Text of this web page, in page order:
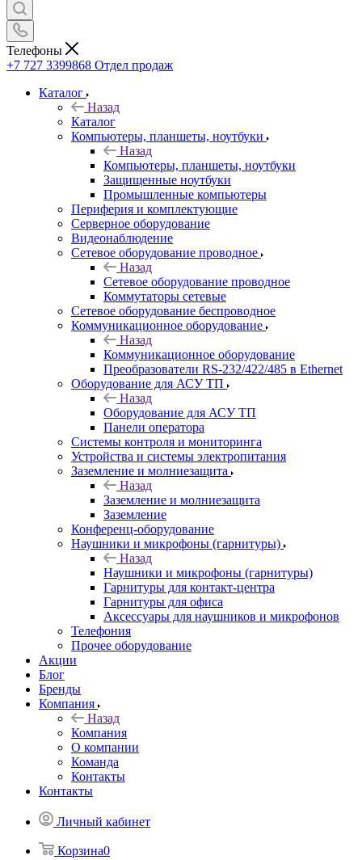
Телефоны
+7 727 3399868 Отдел продаж
Каталог
Назад
Каталог
Компьютеры, планшеты, ноутбуки
Назад
Компьютеры, планшеты, ноутбуки
Защищенные ноутбуки
Промышленные компьютеры
Периферия и комплектующие
Серверное оборудование
Видеонаблюдение
Сетевое оборудование проводное
Назад
Сетевое оборудование проводное
Коммутаторы сетевые
Сетевое оборудование беспроводное
Коммуникационное оборудование
Назад
Коммуникационное оборудование
Преобразователи RS-232/422/485 в Ethernet
Оборудование для АСУ ТП
Назад
Оборудование для АСУ ТП
Панели оператора
Системы контроля и мониторинга
Устройства и системы электропитания
Заземление и молниезащита
Назад
Заземление и молниезащита
Заземление
Конференц-оборудование
Наушники и микрофоны (гарнитуры)
Назад
Наушники и микрофоны (гарнитуры)
Гарнитуры для контакт-центра
Гарнитуры для офиса
Аксессуары для наушников и микрофонов
Телефония
Прочее оборудование
Акции
Блог
Бренды
Компания
Назад
Компания
О компании
Команда
Контакты
Контакты
Личный кабинет
Корзина0